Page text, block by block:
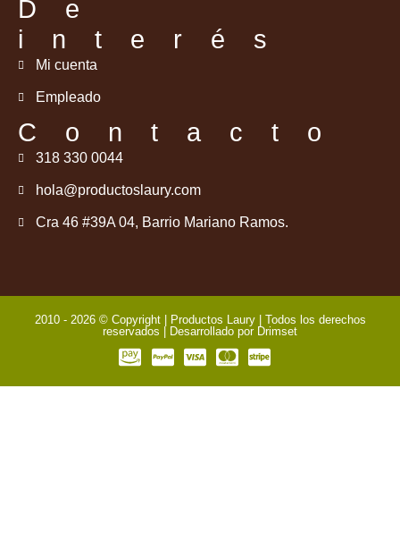
De
interés
Mi cuenta
Empleado
Contacto
318 330 0044
hola@productoslaury.com
Cra 46 #39A 04, Barrio Mariano Ramos.
2010 - 2026 © Copyright | Productos Laury | Todos los derechos
reservados | Desarrollado por Drimset